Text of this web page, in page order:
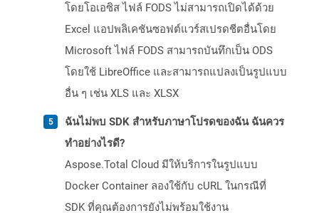
โดยโอเอซิส ไฟล์ FODS ไม่สามารถเปิดได้ด้วย
Excel แอปพลิเคชันซอฟต์แวร์สเปรดชีตอื่นโดย
Microsoft ไฟล์ FODS สามารถบันทึกเป็น ODS
โดยใช้ LibreOffice และสามารถแปลงเป็นรูปแบบ
อื่น ๆ เช่น XLS และ XLSX
ฉันไม่พบ SDK สำหรับภาษาโปรดของฉัน ฉันควร
ทำอย่างไรดี?
Aspose.Total Cloud มีให้บริการในรูปแบบ
Docker Container ลองใช้กับ cURL ในกรณีที่
SDK ที่คุณต้องการยังไม่พร้อมใช้งาน